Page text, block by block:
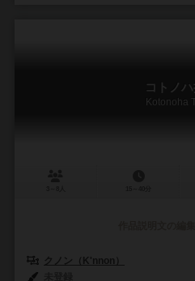
コトノ
Kotonoha
クノン（K'nnon）